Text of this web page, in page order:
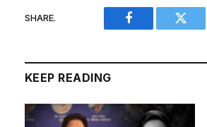
SHARE.
Facebook
KEEP READING